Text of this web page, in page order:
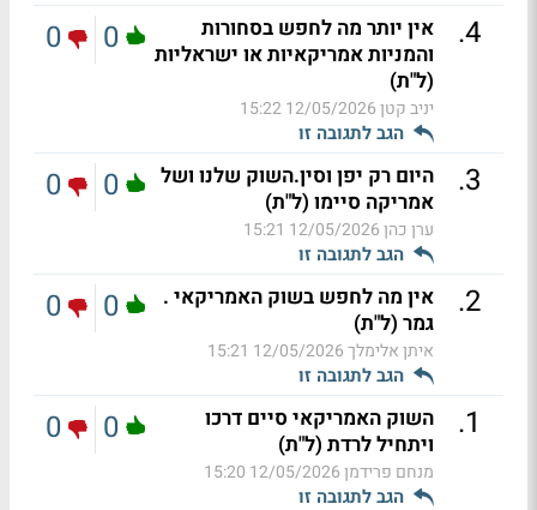
4
.
אין יותר מה לחפש בסחורות
והמניות אמריקאיות או ישראליות
(ל"ת)
יניב קטן12/05/2026 15:22
הגב לתגובה זו
0
0
3
.
היום רק יפן וסין.השוק שלנו ושל
אמריקה סיימו (ל"ת)
ערן כהן12/05/2026 15:21
הגב לתגובה זו
0
0
2
.
אין מה לחפש בשוק האמריקאי .
גמר (ל"ת)
איתן אלימלך12/05/2026 15:21
הגב לתגובה זו
0
0
1
.
השוק האמריקאי סיים דרכו
ויתחיל לרדת (ל"ת)
מנחם פרידמן12/05/2026 15:20
הגב לתגובה זו
0
0